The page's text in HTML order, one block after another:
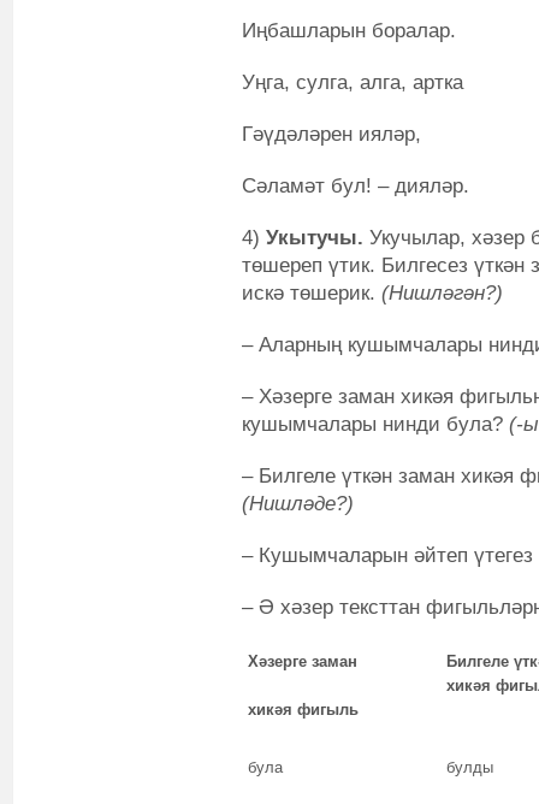
Иңбашларын боралар.
Уңга, сулга, алга, артка
Гәүдәләрен ияләр,
Сәламәт бул! – дияләр.
4) Укытучы. Укучылар, хәзер
төшереп үтик. Билгесез
искә төшерик. (Нишләгән?)
– Аларның кушымчалары
– Хәзерге заман хикәя
кушымчалары нинди була? (-
– Билгеле үткән заман хикәя
(Нишләде?)
– Кушымчаларын әйтеп
– Ә хәзер тексттан
Хәзерге заман
хикәя фигыль
Билгеле
хикәя
була булды